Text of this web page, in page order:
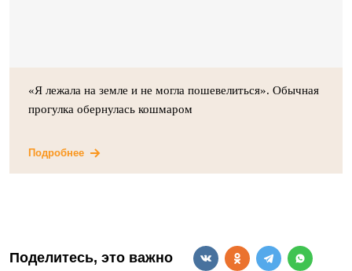
«Я лежала на земле и не могла пошевелиться». Обычная
прогулка обернулась кошмаром
Подробнее
Поделитесь, это важно